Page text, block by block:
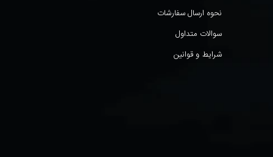
نحوه ارسال سفارشات
سوالات متداول
شرایط و قوانین